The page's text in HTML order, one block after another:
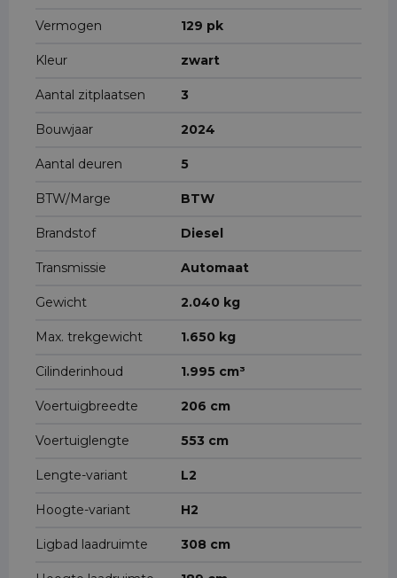
Vermogen 129 pk
Kleur zwart
Aantal zitplaatsen 3
Bouwjaar 2024
Aantal deuren 5
BTW/Marge BTW
Brandstof Diesel
Transmissie Automaat
Gewicht 2.040 kg
Max. trekgewicht 1.650 kg
Cilinderinhoud 1.995 cm³
Voertuigbreedte 206 cm
Voertuiglengte 553 cm
Lengte-variant L2
Hoogte-variant H2
Ligbad laadruimte 308 cm